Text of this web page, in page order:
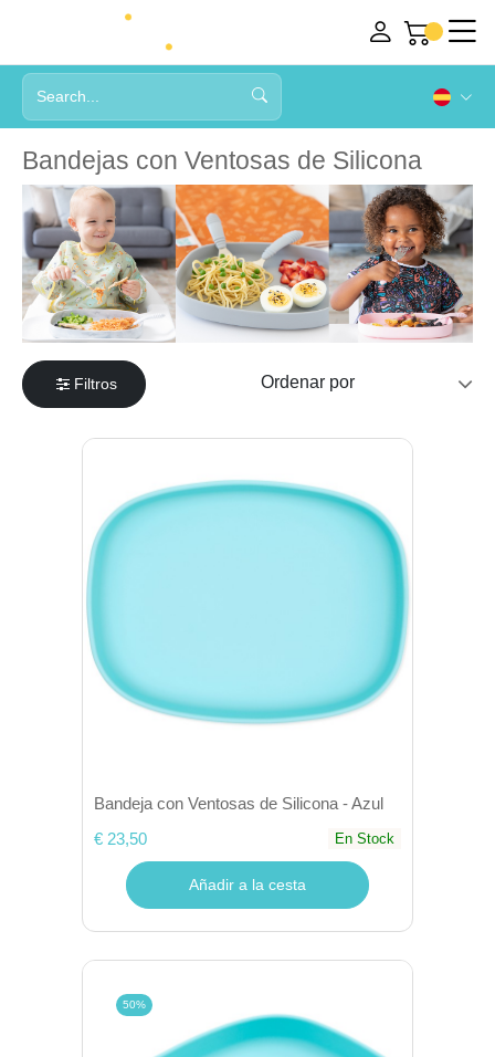
Bandejas con Ventosas de Silicona
Filtros
Bandeja con Ventosas de Silicona - Azul
€ 23,50
En Stock
Añadir a la cesta
50%